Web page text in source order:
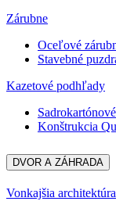
Zárubne
Oceľové
Stavebné
Kazetové podhľady
Konštrukcia
DVOR A ZÁHRADA
Vonkajšia architektúra